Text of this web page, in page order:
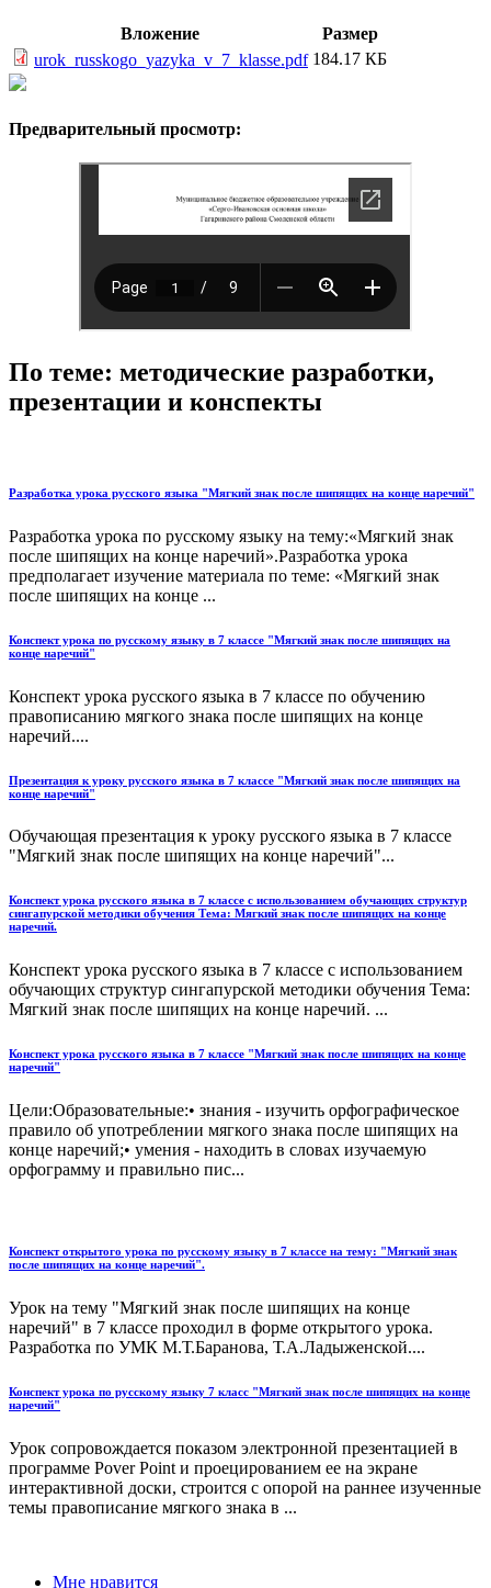
Вложение
Размер
urok_russkogo_yazyka_v_7_klasse.pdf 184.17 КБ
Предварительный просмотр:
По теме: методические разработки,
презентации и конспекты
Разработка урока русского языка "Мягкий знак после шипящих на конце наречий"
Разработка урока по русскому языку на тему:«Мягкий знак
после шипящих на конце наречий».Разработка урока
предполагает изучение материала по теме: «Мягкий знак
после шипящих на конце ...
Конспект урока по русскому языку в 7 классе "Мягкий знак после шипящих на
конце наречий"
Конспект урока русского языка в 7 классе по обучению
правописанию мягкого знака после шипящих на конце
наречий....
Презентация к уроку русского языка в 7 классе "Мягкий знак после шипящих на
конце наречий"
Обучающая презентация к уроку русского языка в 7 классе
"Мягкий знак после шипящих на конце наречий"...
Конспект урока русского языка в 7 классе с использованием обучающих структур
сингапурской методики обучения Тема: Мягкий знак после шипящих на конце
наречий.
Конспект урока русского языка в 7 классе с использованием
обучающих структур сингапурской методики обучения Тема:
Мягкий знак после шипящих на конце наречий. ...
Конспект урока русского языка в 7 классе "Мягкий знак после шипящих на конце
наречий"
Цели:Образовательные:• знания - изучить орфографическое
правило об употреблении мягкого знака после шипящих на
конце наречий;• умения - находить в словах изучаемую
орфограмму и правильно пис...
Конспект открытого урока по русскому языку в 7 классе на тему: "Мягкий знак
после шипящих на конце наречий".
Урок на тему "Мягкий знак после шипящих на конце
наречий" в 7 классе проходил в форме открытого урока.
Разработка по УМК М.Т.Баранова, Т.А.Ладыженской....
Конспект урока по русскому языку 7 класс "Мягкий знак после шипящих на конце
наречий"
Урок сопровождается показом электронной презентацией в
программе Pover Point и проецированием ее на экране
интерактивной доски, строится с опорой на раннее изученные
темы правописание мягкого знака в ...
Мне нравится